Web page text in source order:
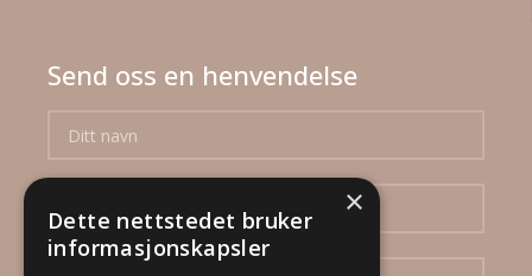
Send oss en henvendelse
×
Dette nettstedet bruker
informasjonskapsler